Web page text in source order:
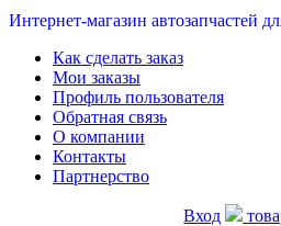
Интернет-магазин автозапчастей
Как сделать заказ
Мои заказы
Профиль пользователя
Обратная связь
О компании
Контакты
Партнерство
Вход